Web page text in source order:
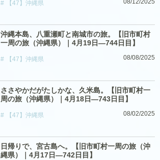
【47】沖縄県 08/12/2025
沖縄本島、八重瀬町と南城市の旅。【旧市町村
一周の旅（沖縄県）｜4月19日―744日目】
【47】沖縄県 08/08/2025
ささやかだがたしかな、久米島。【旧市町村一
周の旅（沖縄県）｜4月18日―743日目】
【47】沖縄県 08/02/2025
日帰りで、宮古島へ。【旧市町村一周の旅（沖
縄県）｜4月17日―742日目】